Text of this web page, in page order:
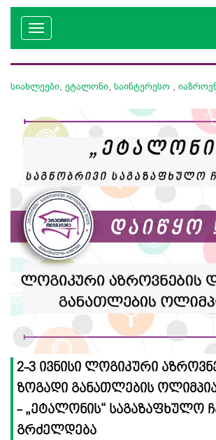
სიახლეები ეტალონი საინტერესო
2-3 ივნისი ლოგიკური
ზოგადი განათლების
- „ეტალონის“ საგაზაფხულო
გრძელდება